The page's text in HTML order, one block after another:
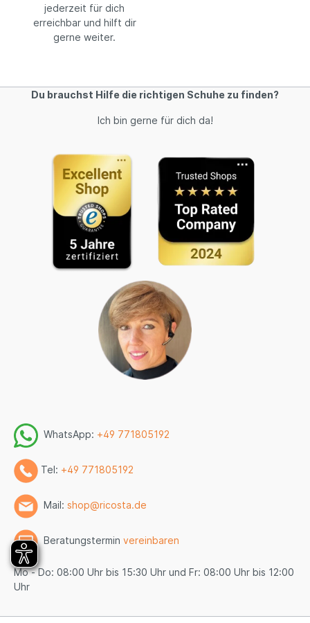
jederzeit für dich
erreichbar und hilft dir
gerne weiter.
Du brauchst Hilfe die richtigen Schuhe zu finden?
Ich bin gerne für dich da!
WhatsApp: +49 771805192
Tel: +49 771805192
Mail: shop@ricosta.de
Beratungstermin vereinbaren
Mo - Do: 08:00 Uhr bis 15:30 Uhr und Fr: 08:00 Uhr bis 12:00
Uhr